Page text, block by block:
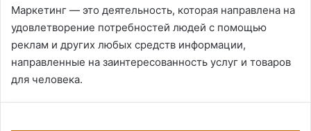
Маркетинг — это деятельность, которая направлена на
удовлетворение потребностей людей с помощью
реклам и других любых средств информации,
направленные на заинтересованность услуг и товаров
для человека.